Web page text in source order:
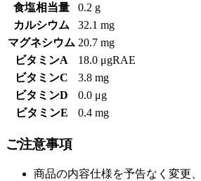
食塩相当量
0.2 g
カルシウム
32.1 mg
マグネシウム 20.7 mg
ビタミンA
18.0 μgRAE
ビタミンC
3.8 mg
ビタミンD
0.0 μg
ビタミンE
0.4 mg
ご注意事項
商品の内容仕様を予告なく変更